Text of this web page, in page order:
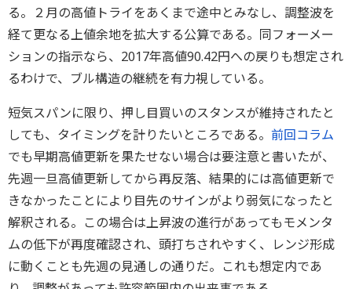
る。２月の高値トライをあくまで途中とみなし、調整波を
経て更なる上値余地を拡大する公算である。同フォーメー
ションの指示なら、2017年高値90.42円への戻りも想定され
るわけで、ブル構造の継続を有力視している。
短気スパンに限り、押し目買いのスタンスが維持されたと
しても、タイミングを計りたいところである。 前回コラム
でも早期高値更新を果たせない場合は要注意と書いたが、
先週一旦高値更新してから再反落、結果的には高値更新で
きなかったことにより目先のサインがより弱気になったと
解釈される。この場合は上昇波の進行があってもモメンタ
ムの低下が再度確認され、頭打ちされやすく、レンジ形成
に動くことも先週の見通しの通りだ。これも想定内であ